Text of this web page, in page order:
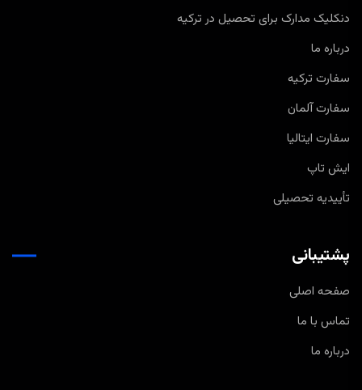
دنکلیک مدارک برای تحصیل در ترکیه
درباره ما
سفارت ترکیه
سفارت آلمان
سفارت ایتالیا
ایش تاپ
تأییدیه تحصیلی
پشتیبانی
صفحه اصلی
تماس با ما
درباره ما